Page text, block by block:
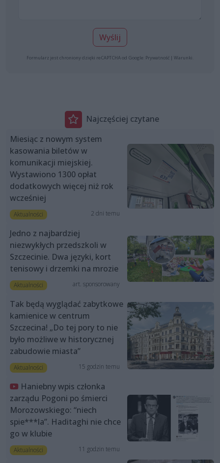
Wyślij
Formularz jest chroniony dzięki reCAPTCHA od Google: Prywatność | Warunki
Najczęściej czytane
Miesiąc z nowym system
kasowania biletów w
komunikacji miejskiej.
Wystawiono 1300 opłat
dodatkowych więcej niż rok
wcześniej
Aktualności 2 dni temu
Jedno z najbardziej
niezwykłych przedszkoli w
Szczecinie. Dwa języki, kort
tenisowy i drzemki na mrozie
Aktualności art. sponsorowany
Tak będą wyglądać zabytkowe
kamienice w centrum
Szczecina! „Do tej pory to nie
było możliwe w historycznej
zabudowie miasta”
Aktualności 15 godzin temu
Haniebny wpis członka
zarządu Pogoni po śmierci
Morozowskiego: “niech
spie***la”. Haditaghi nie chce
go w klubie
Aktualności 11 godzin temu